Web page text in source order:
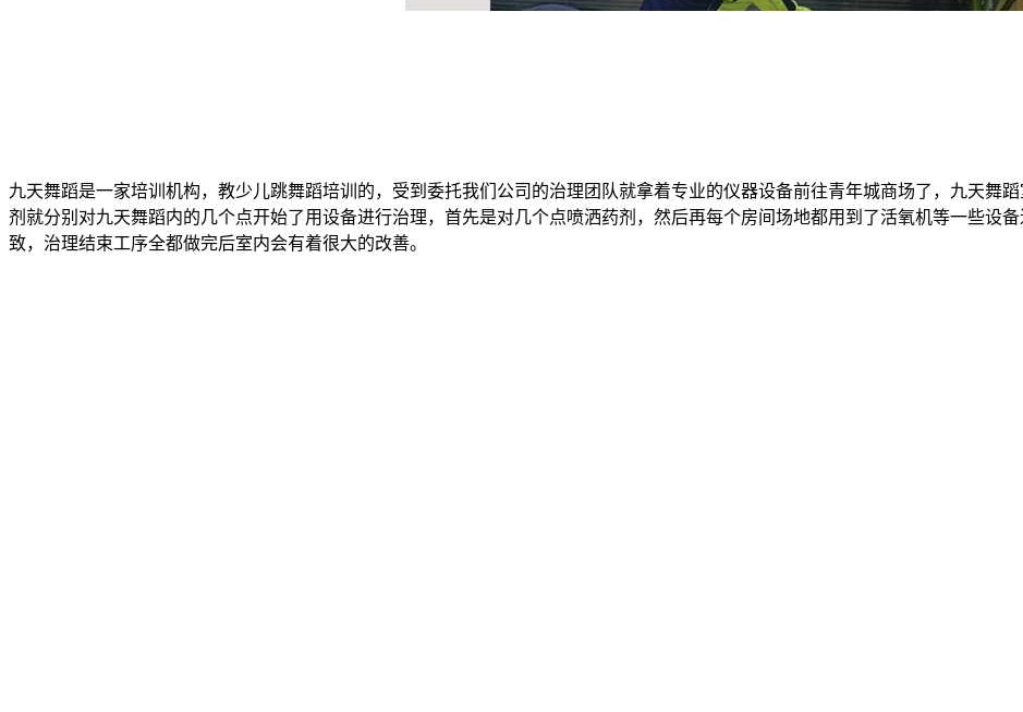
九天舞蹈是一家培训机构，教少儿跳舞蹈培训的，受到委托我们公司的治理团队就拿着专业的仪器设备前往青年城商场了，九天舞
剂就分别对九天舞蹈内的几个点开始了用设备进行治理，首先是对几个点喷洒药剂，然后再每个房间场地都用到了活氧机等一些设
致，治理结束工序全都做完后室内会有着很大的改善。